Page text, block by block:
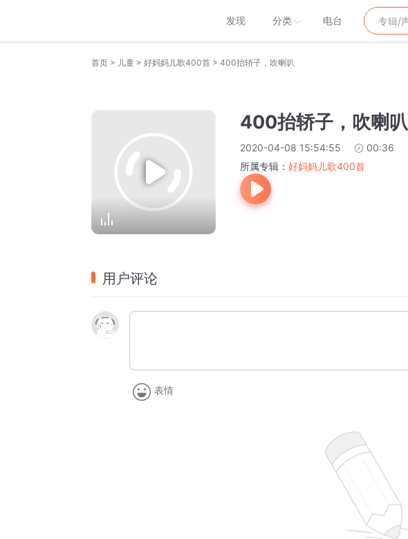
发现 分类 电台
首页 > 儿童 > 好妈妈儿歌400首 > 400抬轿子，吹喇叭
400抬轿子，吹喇叭
2020-04-08 15:54:55 00:36
所属专辑： 好妈妈儿歌400首
用户评论
表情